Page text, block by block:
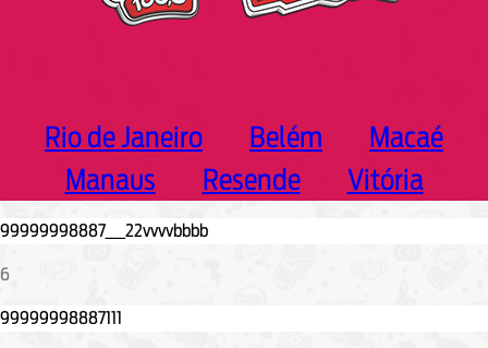
Rio de Janeiro Belém
Macaé
Manaus
Resende Vitória
6